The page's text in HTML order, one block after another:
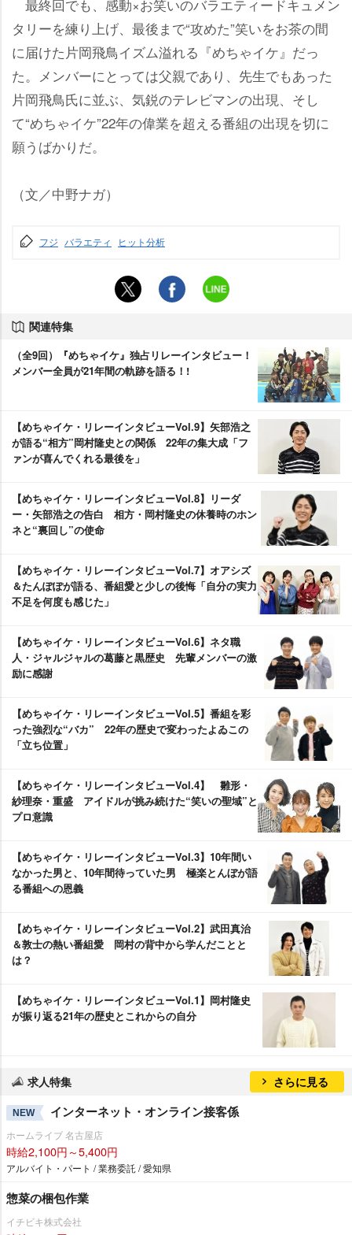
最終回でも、感動×お笑いのバラエティードキュメン
タリーを練り上げ、最後まで“攻めた”笑いをお茶の間
に届けた片岡飛鳥イズム溢れる『めちゃイケ』だっ
た。メンバーにとっては父親であり、先生でもあった
片岡飛鳥氏に並ぶ、気鋭のテレビマンの出現、そし
て“めちゃイケ”22年の偉業を超える番組の出現を切に
願うばかりだ。
（文／中野ナガ）
フジ バラエティ ヒット分析
関連特集
（全9回）『めちゃイケ』独占リレーインタビュー！
メンバー全員が21年間の軌跡を語る！!
【めちゃイケ・リレーインタビューVol.9】矢部浩之
が語る“相方”岡村隆史との関係 22年の集大成「フ
ァンが喜んでくれる最後を」
【めちゃイケ・リレーインタビューVol.8】リーダ
ー・矢部浩之の告白 相方・岡村隆史の休養時のホン
ネと“裏回し”の使命
【めちゃイケ・リレーインタビューVol.7】オアシズ
＆たんぽぽが語る、番組愛と少しの後悔「自分の実力
不足を何度も感じた」
【めちゃイケ・リレーインタビューVol.6】ネタ職
人・ジャルジャルの葛藤と黒歴史 先輩メンバーの激
励に感謝
【めちゃイケ・リレーインタビューVol.5】番組を彩
った強烈な“バカ” 22年の歴史で変わったよゐこの
「立ち位置」
【めちゃイケ・リレーインタビューVol.4】 雛形・
紗理奈・重盛 アイドルが挑み続けた“笑いの聖域”と
プロ意識
【めちゃイケ・リレーインタビューVol.3】10年間い
なかった男と、10年間待っていた男 極楽とんぼが語
る番組への恩義
【めちゃイケ・リレーインタビューVol.2】武田真治
＆敦士の熱い番組愛 岡村の背中から学んだことと
は？
【めちゃイケ・リレーインタビューVol.1】岡村隆史
が振り返る21年の歴史とこれからの自分
求人特集 さらに見る
NEW インターネット・オンライン接客係
ホームライブ 名古屋店
時給2,100円～5,400円
アルバイト・パート / 業務委託 / 愛知県
惣菜の梱包作業
イチビキ株式会社